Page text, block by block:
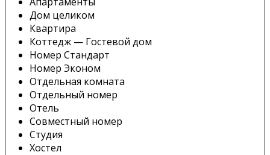
Дом целиком
Квартира
Коттедж — Гостевой дом
Номер Стандарт
Номер Эконом
Отдельная комната
Отдельный номер
Отель
Совместный номер
Студия
Хостел